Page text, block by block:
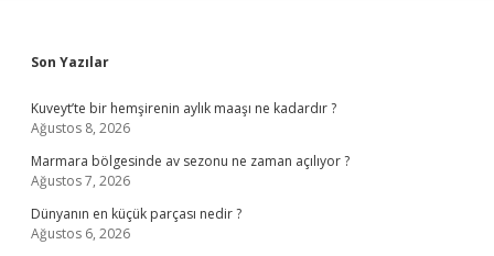
Sidebar
Son Yazılar
Kuveyt’te bir hemşirenin aylık maaşı ne kadardır ?
Ağustos 8, 2026
Marmara bölgesinde av sezonu ne zaman açılıyor ?
Ağustos 7, 2026
Dünyanın en küçük parçası nedir ?
Ağustos 6, 2026